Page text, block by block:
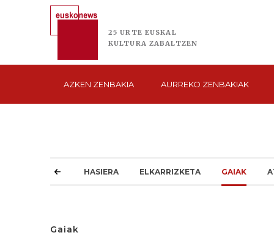
25 URTE EUSKAL
KULTURA ZABALTZEN
AZKEN ZENBAKIA AURREKO ZENBAKIAK
HASIERA ELKARRIZKETA GAIAK
Gaiak